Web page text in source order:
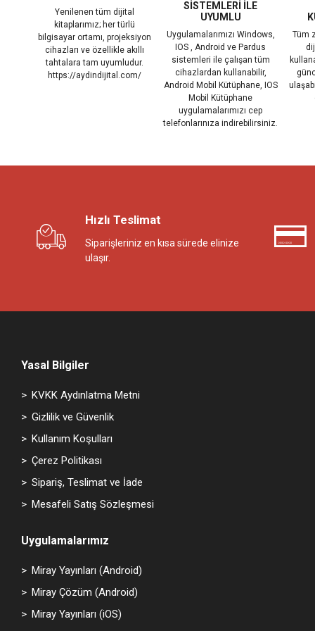
Yenilenen tüm dijital
kitaplarımız; her türlü
bilgisayar ortamı, projeksiyon
cihazları ve özellikle akıllı
tahtalara tam uyumludur.
https://aydindijital.com/
SİSTEMLERİ İLE
UYUMLU
Uygulamalarımızı Windows,
IOS , Android ve Pardus
sistemleri ile çalışan tüm
cihazlardan kullanabilir,
Android Mobil Kütüphane, IOS
Mobil Kütüphane
uygulamalarımızı cep
telefonlarınıza indirebilirsiniz.
Tüm
Hızlı Teslimat
Siparişleriniz en kısa sürede elinize
ulaşır.
Yasal Bilgiler
KVKK Aydınlatma Metni
Gizlilik ve Güvenlik
Kullanım Koşulları
Çerez Politikası
Sipariş, Teslimat ve İade
Mesafeli Satış Sözleşmesi
Uygulamalarımız
Miray Yayınları (Android)
Miray Çözüm (Android)
Miray Yayınları (iOS)